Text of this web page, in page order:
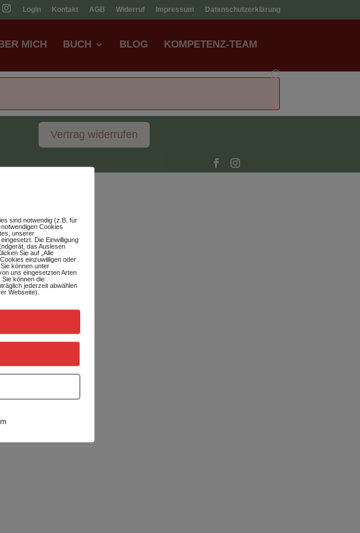
Login Kontakt AGB Widerruf Impressum Datenschutzerklärung
MICH BUCH BLOG KOMPETENZ-TEAM
Vertrag widerrufen
sind notwendig (z.B. für
Cookies
unserer
Die Einwilligung
das Auslesen
Sie auf „Alle
einzuwilligen oder
können unter
uns eingesetzten Arten
Sie können die
jederzeit abwählen
Webseite).